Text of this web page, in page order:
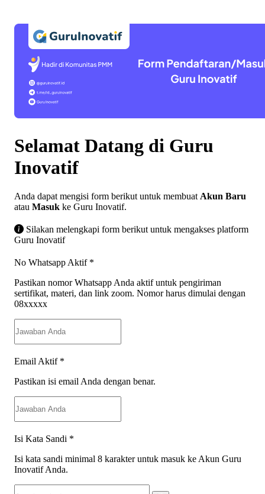
Selamat Datang di Guru
Inovatif
Anda dapat mengisi form berikut untuk membuatAkun Baru
atau Masuk ke Guru Inovatif.
Silakan melengkapi form berikut untuk mengakses platform
Guru Inovatif
No Whatsapp Aktif *
Pastikan nomor Whatsapp Anda aktif untuk pengiriman
sertifikat, materi, dan link zoom. Nomor harus dimulai dengan
08xxxxx
Email Aktif *
Pastikan isi email Anda dengan benar.
Isi Kata Sandi *
Isi kata sandi minimal 8 karakter untuk masuk ke Akun Guru
Inovatif Anda.